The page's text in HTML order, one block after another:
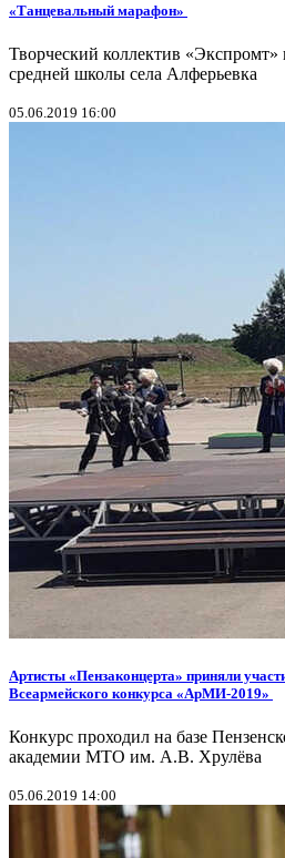
«Танцевальный марафон»
Творческий коллектив
средней школы села Алферьевка
05.06.2019 16:00
Артисты «Пензаконцерта» приняли
Всеармейского конкурса «АрМИ-2019»
Конкурс проходил на базе
академии МТО им. А.В. Хрулёва
05.06.2019 14:00